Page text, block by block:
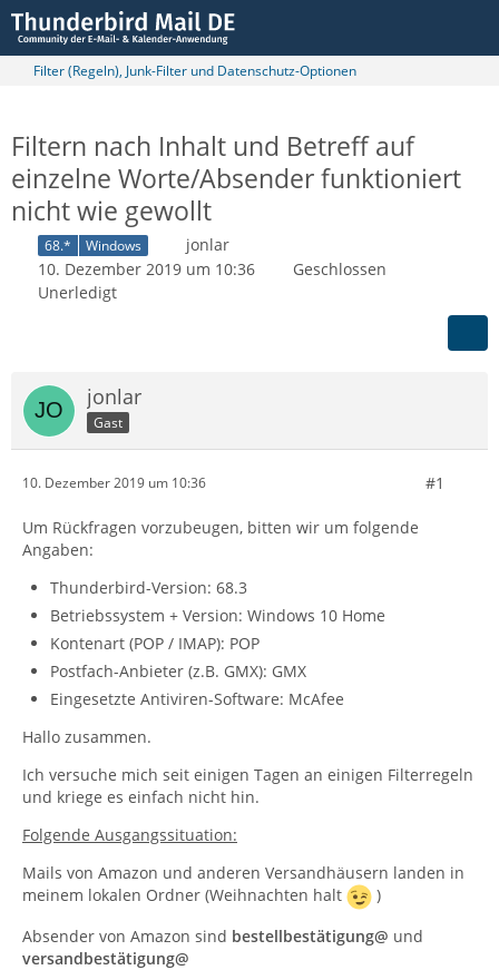
Filter (Regeln), Junk-Filter und Datenschutz-Optionen
Filtern nach Inhalt und Betreff auf
einzelne Worte/Absender funktioniert
nicht wie gewollt
68.* Windows
jonlar
10. Dezember 2019 um 10:36
Geschlossen
Unerledigt
jonlar
Gast
10. Dezember 2019 um 10:36 #1
Um Rückfragen vorzubeugen, bitten wir um folgende
Angaben:
Thunderbird-Version: 68.3
Betriebssystem + Version: Windows 10 Home
Kontenart (POP / IMAP): POP
Postfach-Anbieter (z.B. GMX): GMX
Eingesetzte Antiviren-Software: McAfee
Hallo zusammen.
Ich versuche mich seit einigen Tagen an einigen Filterregeln
und kriege es einfach nicht hin.
Folgende Ausgangssituation:
Mails von Amazon und anderen Versandhäusern landen in
meinem lokalen Ordner (Weihnachten halt
)
Absender von Amazon sind bestellbestätigung@ und
versandbestätigung@